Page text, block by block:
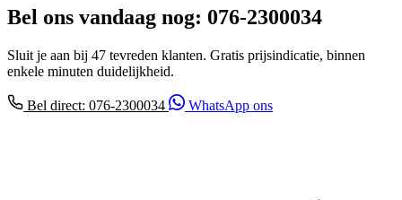
Bel ons vandaag nog: 076-2300034
Sluit je aan bij 47 tevreden klanten. Gratis prijsindicatie, binnen
enkele minuten duidelijkheid.
Bel direct: 076-2300034 WhatsApp ons